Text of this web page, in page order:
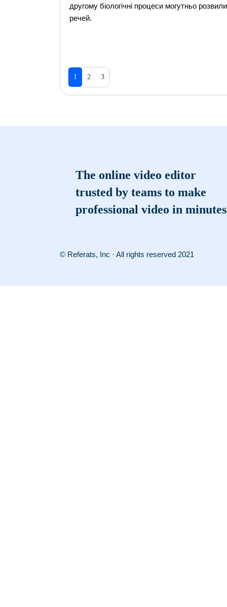
другому біологічні процеси могутньо
речей.
1 2 3
The online video editor
trusted by teams to make
professional video in minutes
© Referats, Inc · All rights reserved 2021